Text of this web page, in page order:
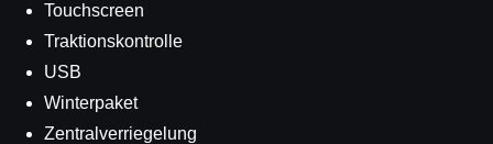
Touchscreen
Traktionskontrolle
USB
Winterpaket
Zentralverriegelung